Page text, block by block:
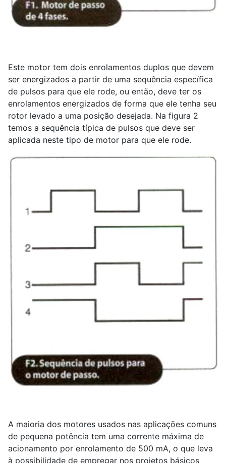
Este motor tem dois enrolamentos duplos que devem
ser energizados a partir de uma sequência específica
de pulsos para que ele rode, ou então, deve ter os
enrolamentos energizados de forma que ele tenha seu
rotor levado a uma posição desejada. Na figura 2
temos a sequência típica de pulsos que deve ser
aplicada neste tipo de motor para que ele rode.
A maioria dos motores usados nas aplicações comuns
de pequena potência tem uma corrente máxima de
acionamento por enrolamento de 500 mA, o que leva
à possibilidade de empregar nos projetos básicos